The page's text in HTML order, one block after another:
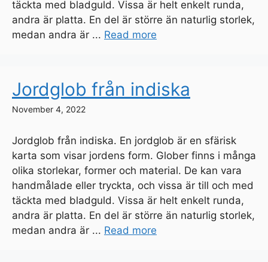
täckta med bladguld. Vissa är helt enkelt runda,
andra är platta. En del är större än naturlig storlek,
medan andra är ... Read more
Jordglob från indiska
November 4, 2022
Jordglob från indiska. En jordglob är en sfärisk
karta som visar jordens form. Glober finns i många
olika storlekar, former och material. De kan vara
handmålade eller tryckta, och vissa är till och med
täckta med bladguld. Vissa är helt enkelt runda,
andra är platta. En del är större än naturlig storlek,
medan andra är ... Read more